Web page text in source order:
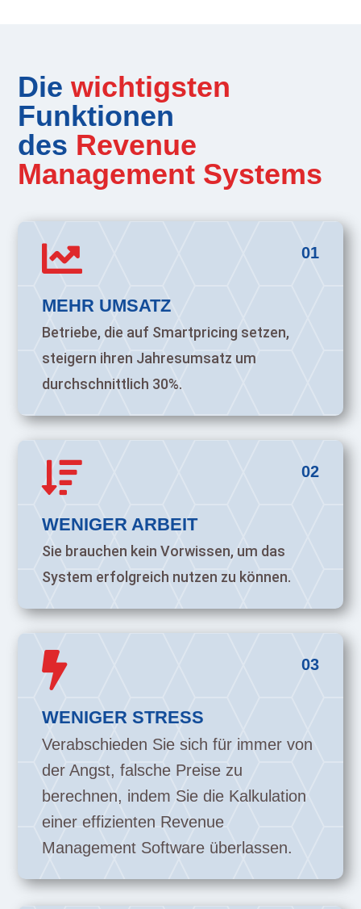
Diewichtigsten
Funktionen
des Revenue
Management Systems
01

MEHR UMSATZ
Betriebe, die auf Smartpricing setzen,
steigern ihren Jahresumsatz um
durchschnittlich 30%.
02

WENIGER ARBEIT
Sie brauchen kein Vorwissen, um das
System erfolgreich nutzen zu können.
03

WENIGER STRESS
Verabschieden Sie sich für immer von
der Angst, falsche Preise zu
berechnen, indem Sie die Kalkulation
einer effizienten Revenue
Management Software überlassen.